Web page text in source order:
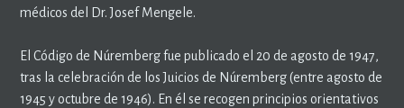
médicos del Dr. Josef Mengele.
El Código de Núremberg fue publicado el 20 de agosto de 1947,
tras la celebración de los Juicios de Núremberg (entre agosto de
1945 y octubre de 1946). En él se recogen principios orientativos